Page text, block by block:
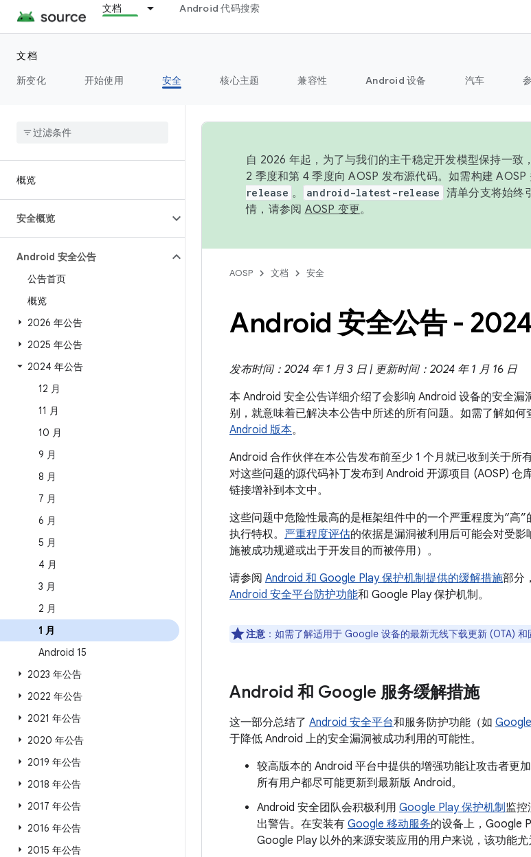
文档 Android 代码搜索
文档
新变化
开始使用 安全 核心主题 兼容性 Android 设备 汽车
概览
安全概览
Android 安全公告
公告首页
概览
2026 年公告
2025 年公告
2024 年公告
12 月
11 月
10 月
9 月
8 月
7 月
6 月
5 月
4 月
3 月
2 月
1 月
Android 15
2023 年公告
2022 年公告
2021 年公告
2020 年公告
2019 年公告
2018 年公告
2017 年公告
2016 年公告
2015 年公告
自 2026 年起，为了与我们的主干稳定开发模型保持一致
2 季度和第 4 季度向 AOSP 发布源代码。如需构建
release 。 android-latest-release 清单分支将始终
情，请参阅 AOSP 变更。
AOSP 文档 安全
Android 安全公告 - 2024
发布时间：2024 年 1 月 3 日 | 更新时间：2024 年 1 月 16 日
本 Android 安全公告详细介绍了会影响 Android 设备的安全
别，就意味着已解决本公告中所述的所有问题。如需了解如
Android 版本。
Android 合作伙伴在本公告发布前至少 1 个月就已收到关于
对这些问题的源代码补丁发布到 Android 开源项目 (AOSP) 仓
链接增补到本文中。
这些问题中危险性最高的是框架组件中的一个严重程度为“高
执行特权。 严重程度评估的依据是漏洞被利用后可能会对受
施被成功规避或出于开发目的而被停用）。
请参阅 Android 和 Google Play 保护机制提供的缓解措施部分
Android 安全平台防护功能和 Google Play 保护机制。
注意 ：如需了解适用于 Google 设备的最新无线下载更新 (OTA)
Android 和 Google 服务缓解措施
这一部分总结了 Android 安全平台和服务防护功能（如
于降低 Android 上的安全漏洞被成功利用的可能性。
较高版本的 Android 平台中提供的增强功能让攻击者更
所有用户都尽可能更新到最新版 Android。
Android 安全团队会积极利用 Google Play 保护机制监控
出警告。在安装有 Google 移动服务的设备上，Google
Google Play 以外的来源安装应用的用户来说，该功能尤